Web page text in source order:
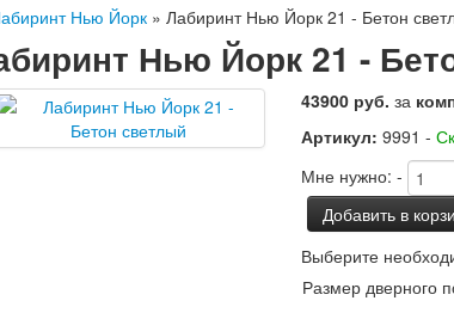
Нью Йорк » Лабиринт Нью Йорк 21 - Бетон
Нью Йорк 21 -
43900 руб. за
Артикул: 9991 -
Мне нужно: -
Добавить в
Выберите
Размер дверного